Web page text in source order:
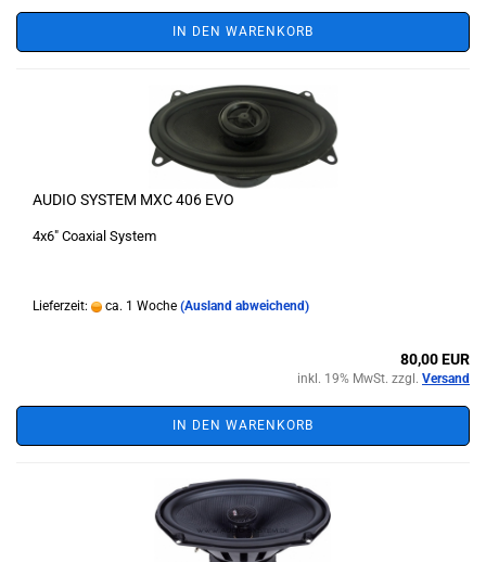
IN DEN WARENKORB
AUDIO SYSTEM MXC 406 EVO
4x6" Coaxial System
Lieferzeit: ca. 1 Woche (Ausland abweichend)
80,00 EUR
inkl. 19% MwSt. zzgl. Versand
IN DEN WARENKORB